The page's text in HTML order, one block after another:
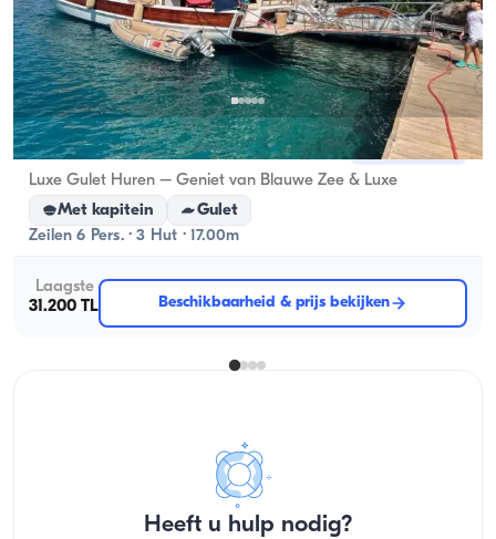
Gocek, Muğla Nieuwe boot
Luxe Gulet Huren – Geniet van Blauwe Zee & Luxe
Met kapitein
Gulet
Zeilen 6 Pers. · 3 Hut · 17.00m
Laagste
31.200 TL
Beschikbaarheid & prijs bekijken
Heeft u hulp nodig?